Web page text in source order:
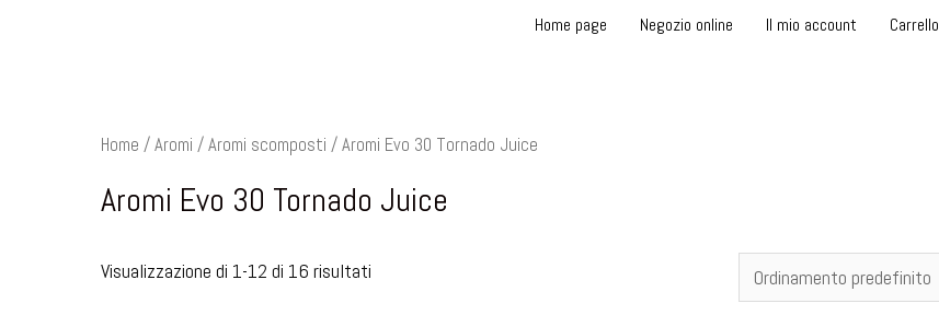
Home page Negozio online Il mio account Carrello
Home /Aromi /Aromi scomposti / Aromi Evo 30 Tornado Juice
Aromi Evo 30 Tornado Juice
Visualizzazione di 1-12 di 16 risultati